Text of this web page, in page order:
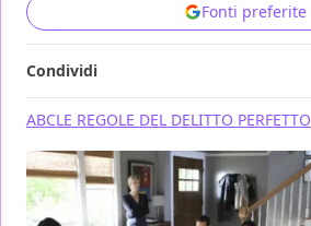
Fonti preferite
Condividi
ABCLE REGOLE DEL DELITTO PERFETTO